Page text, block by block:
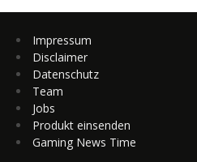
Impressum
Disclaimer
Datenschutz
Team
Jobs
Produkt einsenden
Gaming News Time